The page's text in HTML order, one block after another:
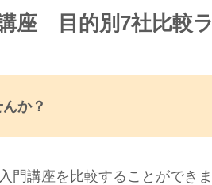
座 目的別7社比較ラ
か？
門講座を比較することができま